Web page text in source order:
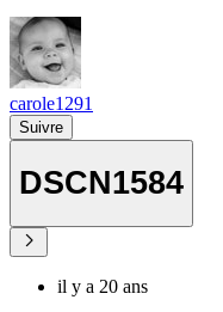
carole1291
Suivre
DSCN1584
il y a 20 ans